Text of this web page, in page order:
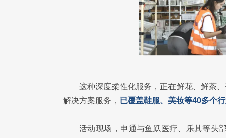
这种深度柔性化服务，正在鲜花、鲜茶
解决方案服务， 已覆盖鞋服、美妆等40多个
活动现场，申通与鱼跃医疗、乐其等头